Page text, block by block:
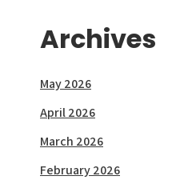
Archives
May 2026
April 2026
March 2026
February 2026